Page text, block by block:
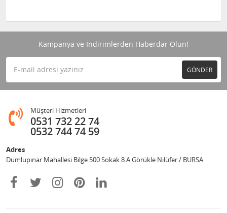
Kampanya ve İndirimlerden Haberdar Olun!
GÖNDER
Müşteri Hizmetleri
0531 732 22 74
0532 744 74 59
Adres
Dumlupınar Mahallesi Bilge 500 Sokak 8 A Görükle Nilüfer / BURSA